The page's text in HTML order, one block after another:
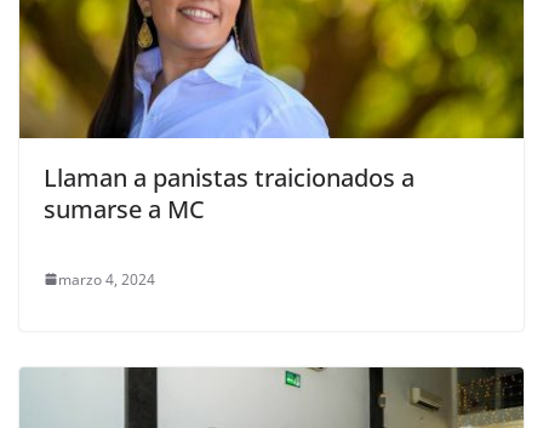
Llaman a panistas traicionados a
sumarse a MC
marzo 4, 2024